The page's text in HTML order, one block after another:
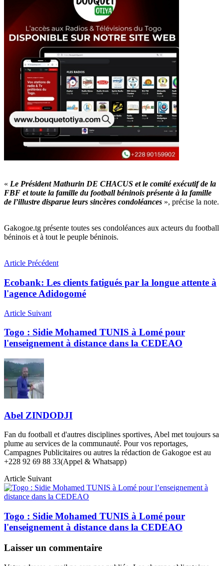
« Le Président Mathurin DE CHACUS et le comité exécutif de la
FBF et toute la famille du football béninois présente à la famille
de l’illustre disparue leurs sincères condoléances », précise la note.
Gakogoe.tg présente toutes ses condoléances aux acteurs du football
béninois et à tout le peuple béninois.
Article Précédent
Ecobank: Les clients fatigués par la longue attente à
l'agence Adidogomé
Article Suivant
Togo : Sidie Mohamed TUNIS à Lomé pour
l'enseignement à distance dans la CEDEAO
Abel ZINDODJI
Fan du football et d'autres disciplines sportives, Abel met toujours sa
plume au services de la communauté. Pour vos reportages,
Campagnes Publicitaires ou autres la rédaction de Gakogoe est au
+228 92 69 88 33(Appel & Whatsapp)
Article Suivant
Togo : Sidie Mohamed TUNIS à Lomé pour
l'enseignement à distance dans la CEDEAO
Laisser un commentaire